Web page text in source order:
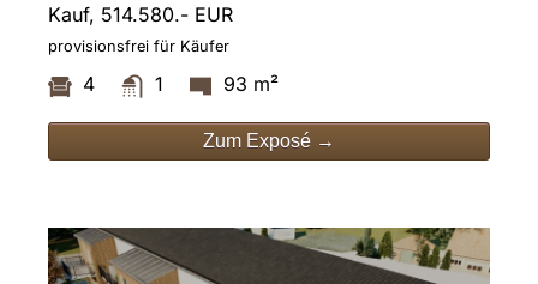
Kauf, 514.580.- EUR
provisionsfrei für Käufer
4 1 93 m²
Zum Exposé →